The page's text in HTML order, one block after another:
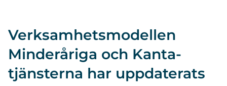
Verksamhetsmodellen
Minderåriga och Kanta-
tjänsterna har uppdaterats